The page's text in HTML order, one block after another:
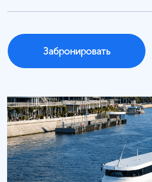
Забронировать